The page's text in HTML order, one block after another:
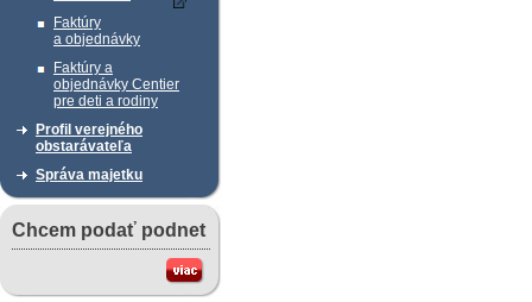
Faktúry
a objednávky
Faktúry a
objednávky Centier
pre deti a rodiny
Profil verejného
obstarávateľa
Správa majetku
Chcem podať podnet